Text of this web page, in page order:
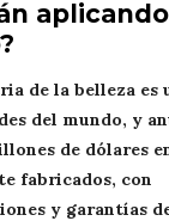
de la belleza es
del mundo, y
de dólares
fabricados, con
y garantías